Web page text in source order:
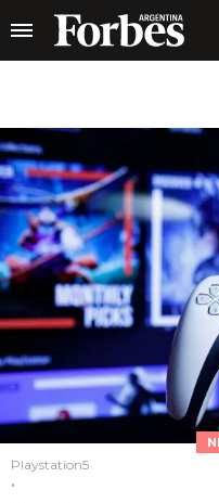
Playstation5
.